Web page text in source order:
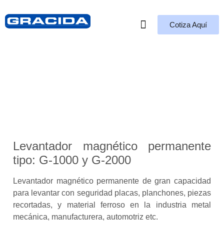
Cotiza Aquí
Levantador magnético permanente
tipo: G-1000 y G-2000
Levantador magnético permanente de gran capacidad
para levantar con seguridad placas, planchones, piezas
recortadas, y material ferroso en la industria metal
mecánica, manufacturera, automotriz etc.